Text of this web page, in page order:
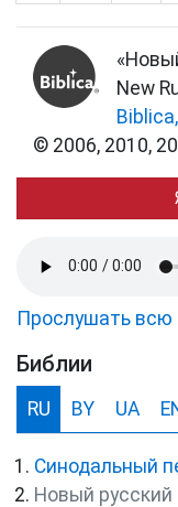
New
© 2006, 2010,
Прослушать всю
Библии
RU BY UA
Синодальный
Новый русский